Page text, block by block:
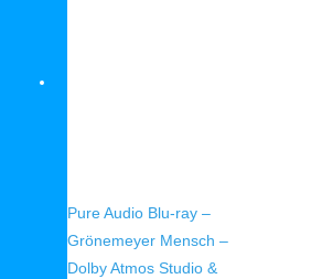
Pure Audio Blu-ray –
Grönemeyer Mensch –
Dolby Atmos Studio &